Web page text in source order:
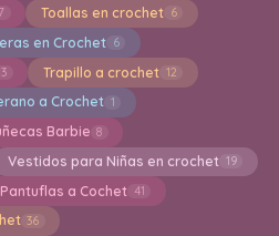
7 Toallas en crochet 6
en Crochet 6
Trapillo a crochet 12
a Crochet 1
Barbie 8
Vestidos para Niñas en crochet 19
a Cochet 41
36